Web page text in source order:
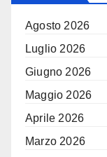
Agosto 2026
Luglio 2026
Giugno 2026
Maggio 2026
Aprile 2026
Marzo 2026